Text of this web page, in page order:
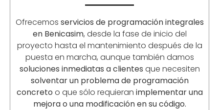
Ofrecemos servicios de programación integrales
en Benicasim, desde la fase de inicio del
proyecto hasta el mantenimiento después de la
puesta en marcha, aunque también damos
soluciones inmediatas a clientes que necesiten
solventar un problema de programación
concreto o que sólo requieran implementar una
mejora o una modificación en su código.